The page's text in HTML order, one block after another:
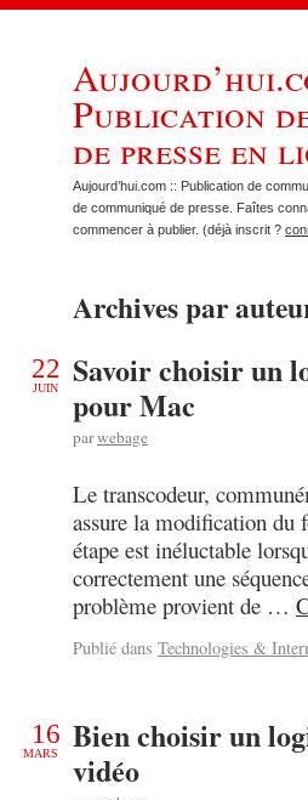
Publication
de presse en
Aujourd’hui.com :: Publication de
de communiqué de presse. Faîtes
commencer à publier. (déjà inscrit ?
Archives par
22
JUIN
Savoir choisir un
pour Mac
parwebage
Le transcodeur,
assure la modification du
étape est inéluctable
correctement une
problème provient de …
Publié dans Technologies &
16
MARS
Bien choisir un
vidéo